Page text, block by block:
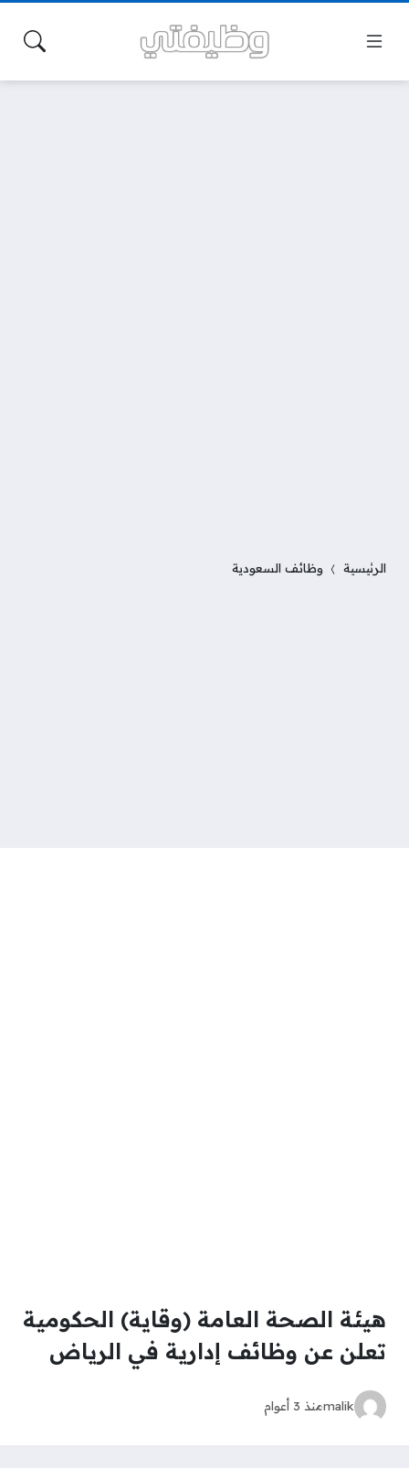
الرئيسية وظائف السعودية
هيئة الصحة العامة (وقاية) الحكومية
تعلن عن وظائف إدارية في الرياض
malikمنذ 3 أعوام